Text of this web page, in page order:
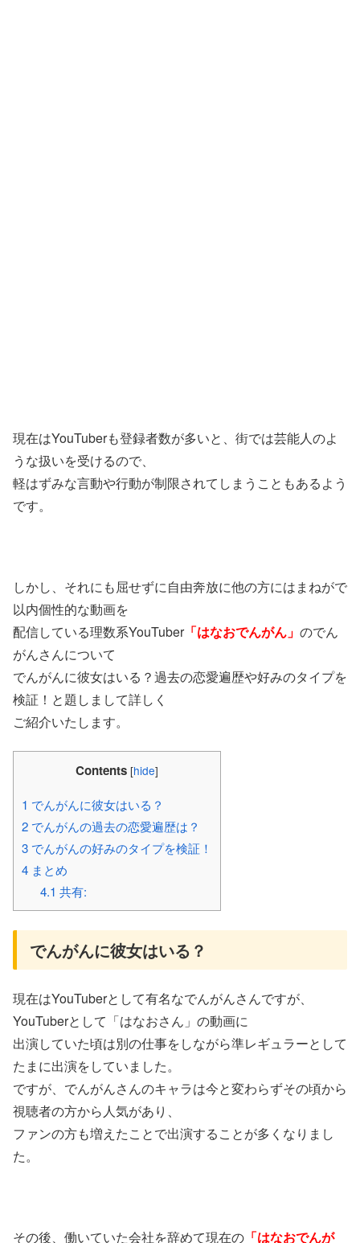
現在はYouTuberも登録者数が多いと、街では芸能人のよ
うな扱いを受けるので、
軽はずみな言動や行動が制限されてしまうこともあるよう
です。
しかし、それにも屈せずに自由奔放に他の方にはまねがで
以内個性的な動画を
配信している理数系YouTuber「はなおでんがん」 のでん
がんさんについて
でんがんに彼女はいる？過去の恋愛遍歴や好みのタイプを
検証！と題しまして詳しく
ご紹介いたします。
Contents [hide]
1 でんがんに彼女はいる？
2 でんがんの過去の恋愛遍歴は？
3 でんがんの好みのタイプを検証！
4 まとめ
4.1 共有:
でんがんに彼女はいる？
現在はYouTuberとして有名なでんがんさんですが、
YouTuberとして「はなおさん」の動画に
出演していた頃は別の仕事をしながら準レギュラーとして
たまに出演をしていました。
ですが、でんがんさんのキャラは今と変わらずその頃から
視聴者の方から人気があり、
ファンの方も増えたことで出演することが多くなりまし
た。
その後、働いていた会社を辞めて現在の 「はなおでんが